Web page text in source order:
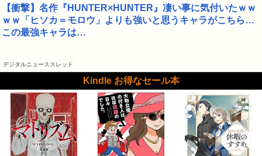
【衝撃】名作『HUNTER×HUNTER』凄い事に気付いたｗｗ
ｗｗ「ヒソカ＝モロウ」よりも強いと思うキャラがこちら…
この最強キャラは…
デジタルニューススレッド
Kindle お得なセール本